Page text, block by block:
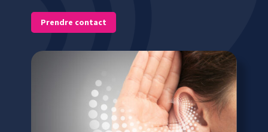
Prendre contact